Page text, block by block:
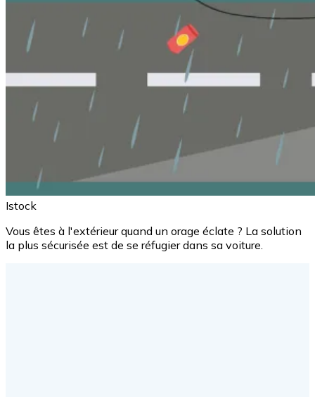
Istock
Vous êtes à l'extérieur quand un orage éclate ? La solution
la plus sécurisée est de se réfugier dans sa voiture.